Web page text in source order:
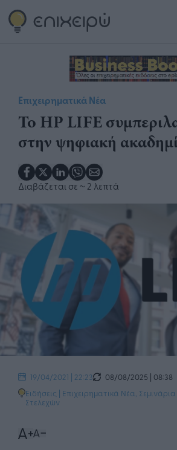
Επιχειρηματικά Νέα
Το HP LIFE
στην ψηφιακή
Διαβάζεται σε ~ 2 λεπτά
19/04/2021 | 22:23
08/08/2025 | 08:38
Ειδήσεις | Επιχειρηματικά Νέα
Στελεχών